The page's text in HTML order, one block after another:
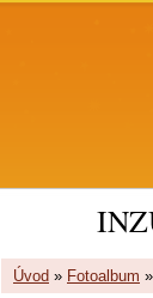
Úvod » Fotoalbum »